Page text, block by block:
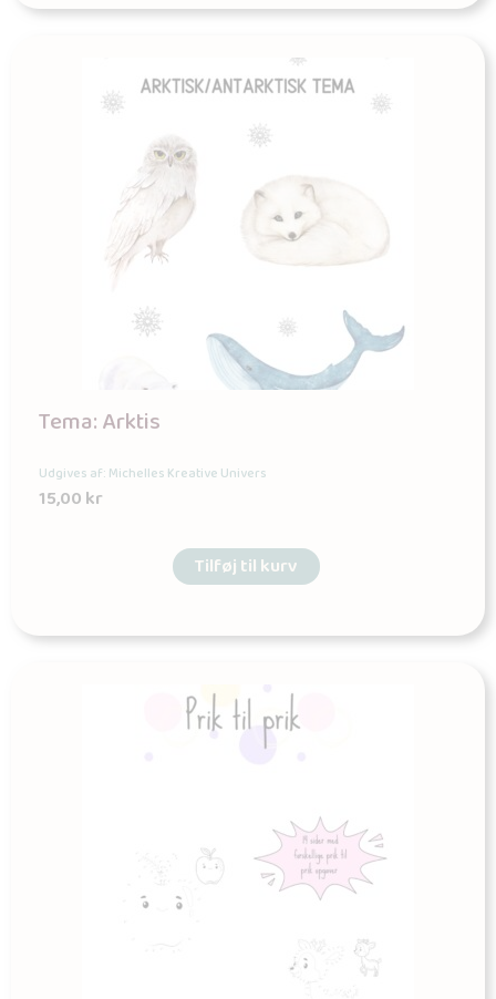
Tema: Arktis
Udgives af: Michelles Kreative Univers
15,00kr
Tilføj til kurv